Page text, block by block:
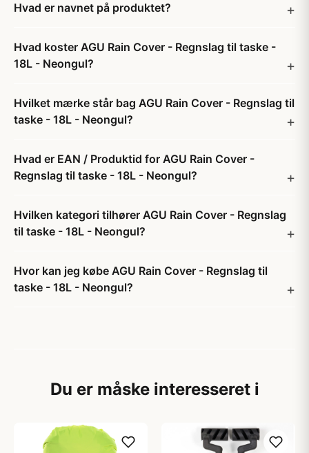
Hvad er navnet på produktet?
Hvad koster AGU Rain Cover - Regnslag til taske -
18L - Neongul?
Hvilket mærke står bag AGU Rain Cover - Regnslag til
taske - 18L - Neongul?
Hvad er EAN / Produktid for AGU Rain Cover -
Regnslag til taske - 18L - Neongul?
Hvilken kategori tilhører AGU Rain Cover - Regnslag
til taske - 18L - Neongul?
Hvor kan jeg købe AGU Rain Cover - Regnslag til
taske - 18L - Neongul?
Du er måske interesseret i